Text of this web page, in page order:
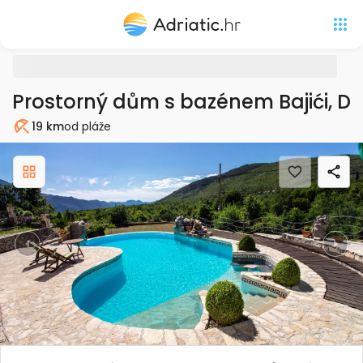
Prostorný dům s bazénem Bajići,
Pláž19 kmod pláže
Previous Next